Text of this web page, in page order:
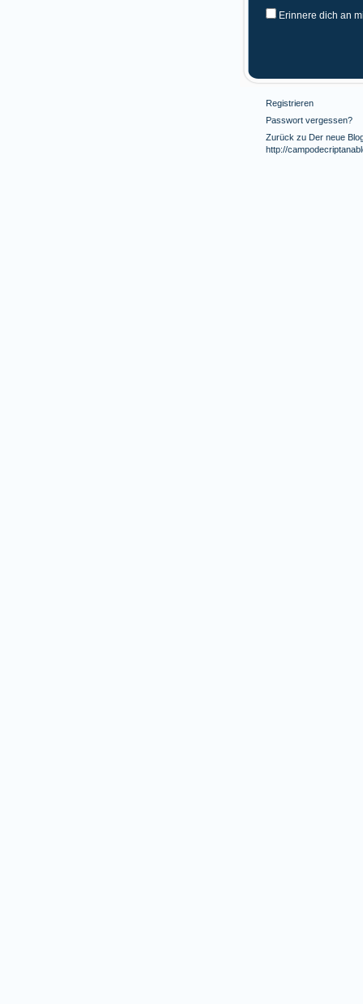
Erinnere dich an
Registrieren
Passwort vergessen?
Zurück zu Der neue
http://